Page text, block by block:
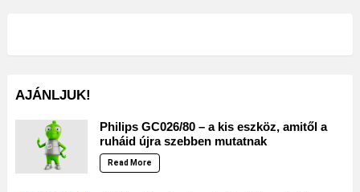
AJÁNLJUK!
Philips GC026/80 – a kis eszköz, amitől a
ruháid újra szebben mutatnak
Read More